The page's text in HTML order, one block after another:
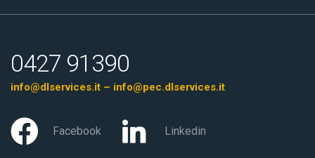
0427 91390
info@dlservices.it – info@pec.dlservices.it
Facebook Linkedin